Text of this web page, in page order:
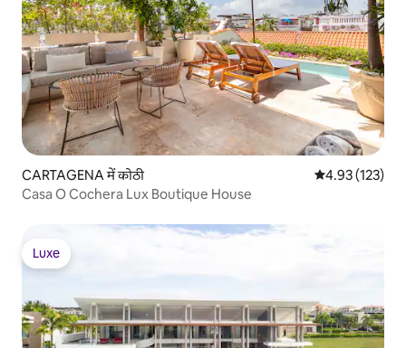
CARTAGENA में कोठी औसत रेटिंग 5 में से
4.93 (123)
Casa O Cochera Lux Boutique House
Luxe
Luxe